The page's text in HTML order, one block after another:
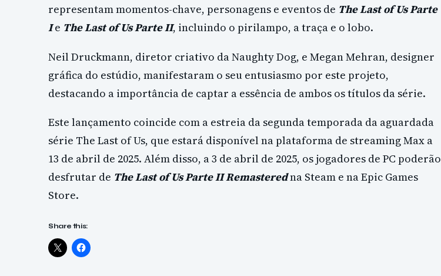
representam momentos-chave, personagens e eventos de The Last of Us Parte
Ie The Last of Us Parte II, incluindo o pirilampo, a traça e o lobo.
Neil Druckmann, diretor criativo da Naughty Dog, e Megan Mehran, designer
gráfica do estúdio, manifestaram o seu entusiasmo por este projeto,
destacando a importância de captar a essência de ambos os títulos da série.
Este lançamento coincide com a estreia da segunda temporada da aguardada
série The Last of Us, que estará disponível na plataforma de streaming Max a
13 de abril de 2025. Além disso, a 3 de abril de 2025, os jogadores de PC poderão
desfrutar de The Last of Us Parte II Remasteredna Steam e na Epic Games
Store.
Share this: